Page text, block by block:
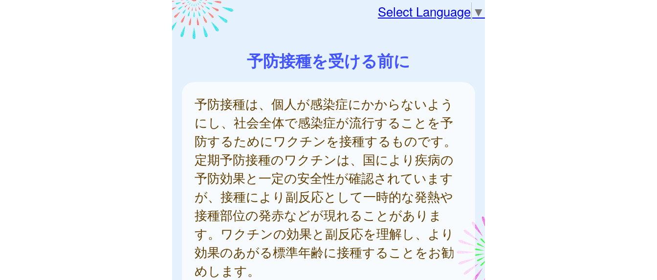
Select Language ▼
予防接種を受ける前に
予防接種は、個人が感染症にかからないよう
にし、社会全体で感染症が流行することを予
防するためにワクチンを接種するものです。
定期予防接種のワクチンは、国により疾病の
予防効果と一定の安全性が確認されています
が、接種により副反応として一時的な発熱や
接種部位の発赤などが現れることがありま
す。ワクチンの効果と副反応を理解し、より
効果のあがる標準年齢に接種することをお勧
めします。